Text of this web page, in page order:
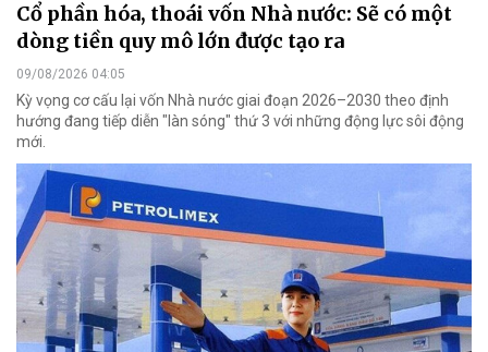
Cổ phần hóa, thoái vốn Nhà nước: Sẽ có một
dòng tiền quy mô lớn được tạo ra
09/08/2026 04:05
Kỳ vọng cơ cấu lại vốn Nhà nước giai đoạn 2026–2030 theo định
hướng đang tiếp diễn "làn sóng" thứ 3 với những động lực sôi động
mới.